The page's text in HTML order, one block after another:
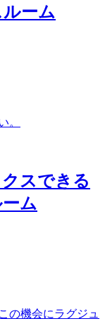
ーム
。
スできる
ム
の機会にラグジュ